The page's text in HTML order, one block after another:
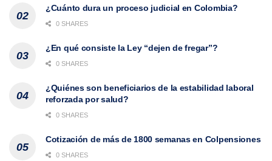
¿Cuánto dura un proceso judicial en Colombia?
0 SHARES
¿En qué consiste la Ley “dejen de fregar”?
0 SHARES
¿Quiénes son beneficiarios de la estabilidad laboral
reforzada por salud?
0 SHARES
Cotización de más de 1800 semanas en Colpensiones
0 SHARES